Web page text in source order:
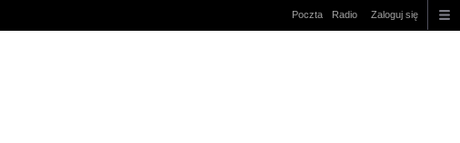
Poczta Radio Zaloguj się